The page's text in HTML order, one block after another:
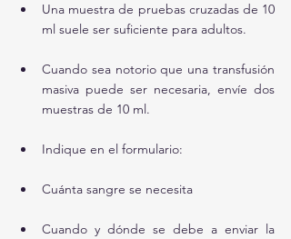
Una muestra de pruebas cruzadas de 10
ml suele ser suficiente para adultos.
Cuando sea notorio que una transfusión
masiva puede ser necesaria, envíe dos
muestras de 10 ml.
Indique en el formulario:
Cuánta sangre se necesita
Cuando y dónde se debe a enviar la